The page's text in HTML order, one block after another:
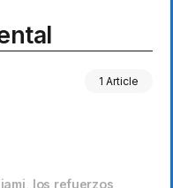
1 Article
los refuerzos